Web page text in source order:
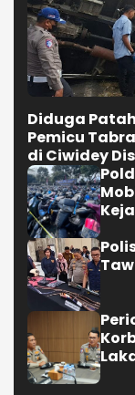
Diduga
Pemicu
di Ciwidey